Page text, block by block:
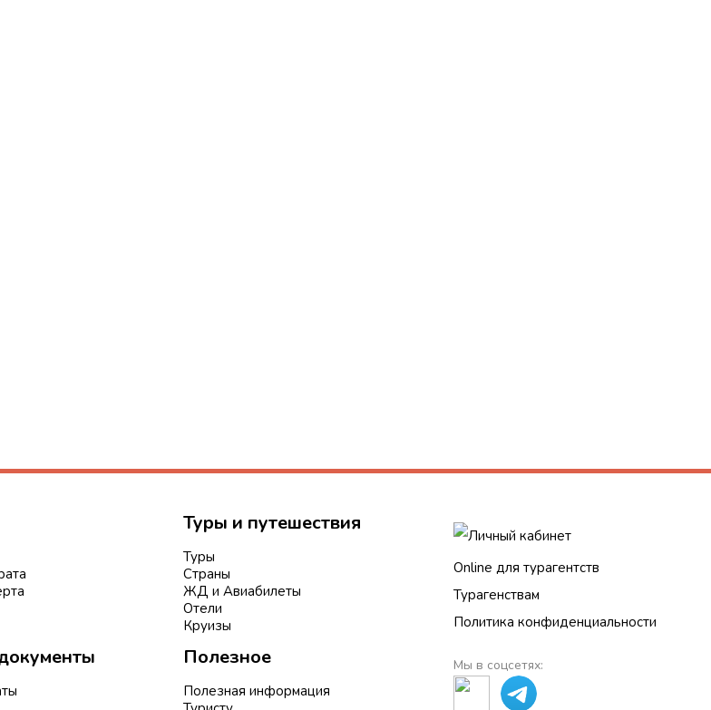
Туры и путешествия
Туры
Страны
ЖД и Авиабилеты
Отели
Круизы
Личный кабинет
Online для турагентств
Турагенствам
Политика конфиденциальности
Полезное
Полезная информация
Мы в соцсетях: